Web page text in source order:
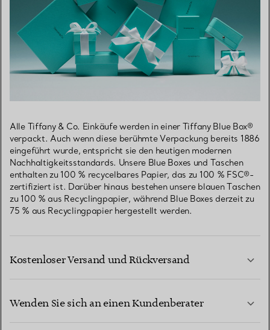
Alle Tiffany & Co. Einkäufe werden in einer Tiffany Blue Box®
verpackt. Auch wenn diese berühmte Verpackung bereits 1886
eingeführt wurde, entspricht sie den heutigen modernen
Nachhaltigkeitsstandards. Unsere Blue Boxes und Taschen
enthalten zu 100 % recycelbares Papier, das zu 100 % FSC®-
zertifiziert ist. Darüber hinaus bestehen unsere blauen Taschen
zu 100 % aus Recyclingpapier, während Blue Boxes derzeit zu
75 % aus Recyclingpapier hergestellt werden.
Kostenloser Versand und Rückversand
Wenden Sie sich an einen Kundenberater